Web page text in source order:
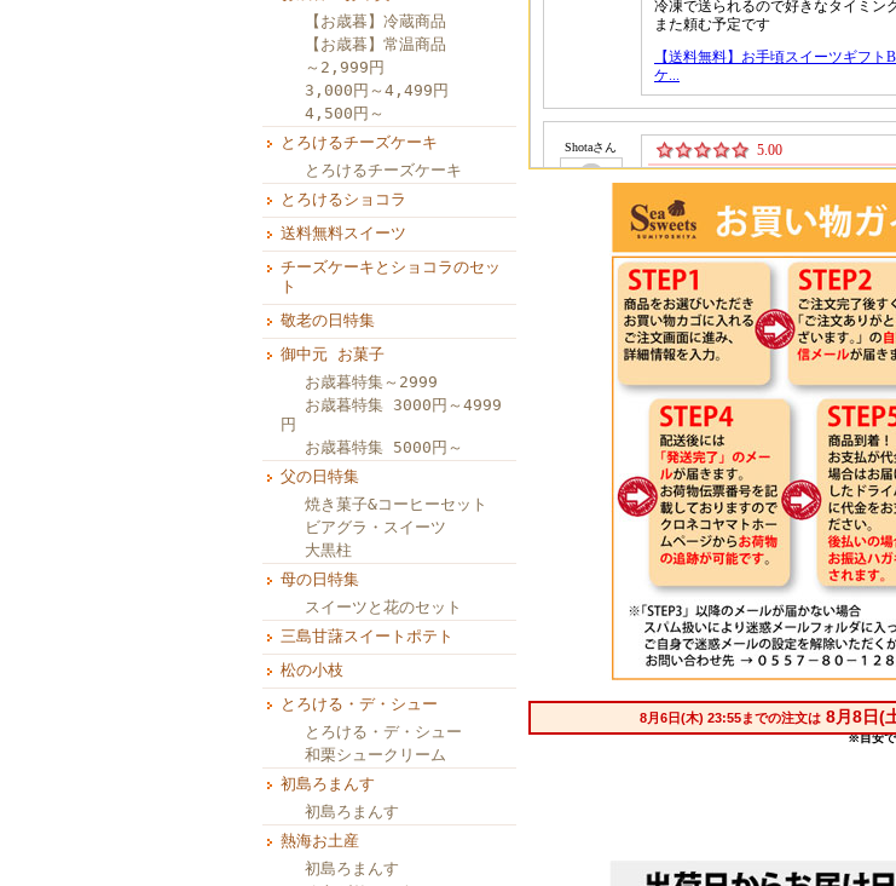
【お歳暮】冷蔵商品
【お歳暮】常温商品
～2,999円
3,000円～4,499円
4,500円～
とろけるチーズケーキ
とろけるチーズケーキ
とろけるショコラ
送料無料スイーツ
チーズケーキとショコラのセッ
ト
敬老の日特集
御中元 お菓子
お歳暮特集～2999
お歳暮特集 3000円～4999
円
お歳暮特集 5000円～
父の日特集
焼き菓子&コーヒーセット
ビアグラ・スイーツ
大黒柱
母の日特集
スイーツと花のセット
三島甘藷スイートポテト
松の小枝
とろける・デ・シュー
とろける・デ・シュー
和栗シュークリーム
初島ろまんす
初島ろまんす
熱海お土産
初島ろまんす